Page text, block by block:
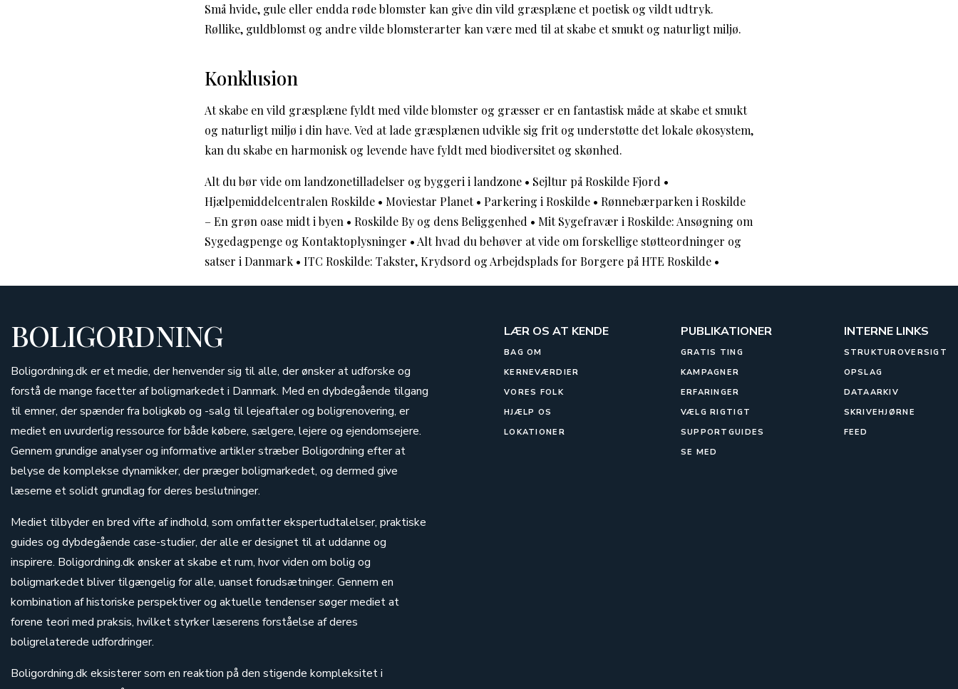
Små hvide, gule eller endda røde blomster kan give din vild græsplæne et poetisk og vildt udtryk.
Røllike, guldblomst og andre vilde blomsterarter kan være med til at skabe et smukt og naturligt miljø.
Konklusion
At skabe en vild græsplæne fyldt med vilde blomster og græsser er en fantastisk måde at skabe et smukt
og naturligt miljø i din have. Ved at lade græsplænen udvikle sig frit og understøtte det lokale økosystem,
kan du skabe en harmonisk og levende have fyldt med biodiversitet og skønhed.
Alt du bør vide om landzonetilladelser og byggeri i landzone • Sejltur på Roskilde Fjord •
Hjælpemiddelcentralen Roskilde • Moviestar Planet• Parkering i Roskilde • Rønnebærparken i Roskilde
– En grøn oase midt i byen • Roskilde By og dens Beliggenhed • Mit Sygefravær i Roskilde: Ansøgning om
Sygedagpenge og Kontaktoplysninger • Alt hvad du behøver at vide om forskellige støtteordninger og
satser i Danmark • ITC Roskilde: Takster, Krydsord og Arbejdsplads for Borgere på HTE Roskilde •
BOLIGORDNING
Boligordning.dk er et medie, der henvender sig til alle, der ønsker at udforske og
forstå de mange facetter af boligmarkedet i Danmark. Med en dybdegående tilgang
til emner, der spænder fra boligkøb og -salg til lejeaftaler og boligrenovering, er
mediet en uvurderlig ressource for både købere, sælgere, lejere og ejendomsejere.
Gennem grundige analyser og informative artikler stræber Boligordning efter at
belyse de komplekse dynamikker, der præger boligmarkedet, og dermed give
læserne et solidt grundlag for deres beslutninger.
Mediet tilbyder en bred vifte af indhold, som omfatter ekspertudtalelser, praktiske
guides og dybdegående case-studier, der alle er designet til at uddanne og
inspirere. Boligordning.dk ønsker at skabe et rum, hvor viden om bolig og
boligmarkedet bliver tilgængelig for alle, uanset forudsætninger. Gennem en
kombination af historiske perspektiver og aktuelle tendenser søger mediet at
forene teori med praksis, hvilket styrker læserens forståelse af deres
boligrelaterede udfordringer.
Boligordning.dk eksisterer som en reaktion på den stigende kompleksitet i
LÆR OS AT KENDE
BAG OM
KERNEVÆRDIER
VORES FOLK
HJÆLP OS
LOKATIONER
PUBLIKATIONER
GRATIS TING
KAMPAGNER
ERFARINGER
VÆLG RIGTIGT
SUPPORTGUIDES
SE MED
INTERNE LINKS
STRUKTUROVERSIGT
OPSLAG
DATAARKIV
SKRIVEHJØRNE
FEED